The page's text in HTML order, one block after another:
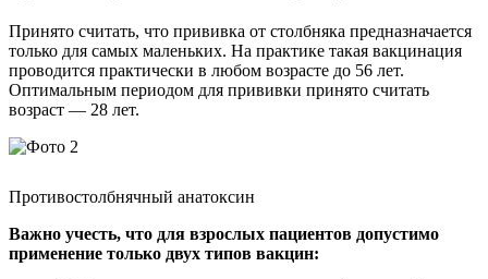
Принято считать, что прививка от столбняка предназначается
только для самых маленьких. На практике такая вакцинация
проводится практически в любом возрасте до 56 лет.
Оптимальным периодом для прививки принято считать
возраст — 28 лет.
Противостолбнячный анатоксин
Важно учесть, что для взрослых пациентов допустимо
применение только двух типов вакцин: